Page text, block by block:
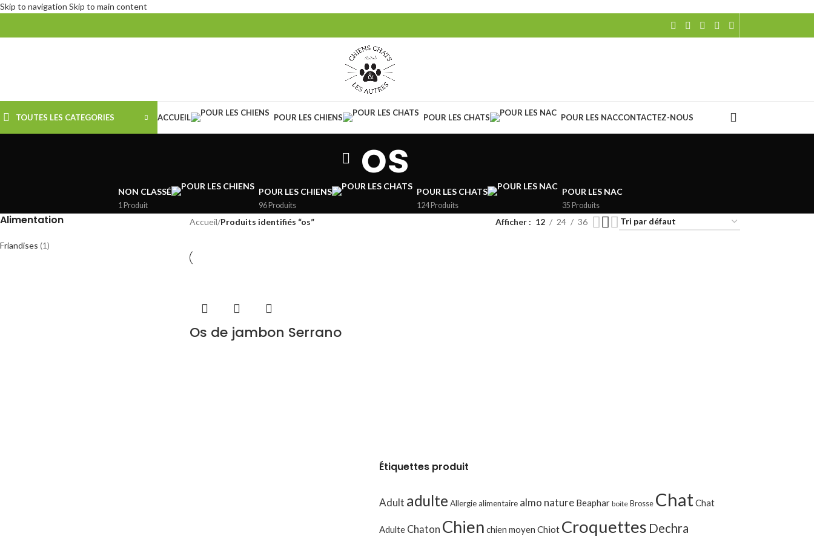
Skip to navigation Skip to main content
TOUTES LES CATEGORIES ACCUEIL POUR LES CHIENS POUR LES CHATS POUR LES NACCONTACTEZ-NOUS
os
NON CLASSÉ
1 Produit
POUR LES CHIENS
96 Produits
POUR LES CHATS
124 Produits
POUR LES NAC
35 Produits
Alimentation
Friandises (1)
Accueil/Produits identifiés “os” Afficher 12 24 36
Os de jambon Serrano
Étiquettes produit
Adult adulte Allergie alimentaire almo nature Beaphar boite Brosse ChatChat
Adulte Chaton Chien chien moyen Chiot Croquettes Dechra